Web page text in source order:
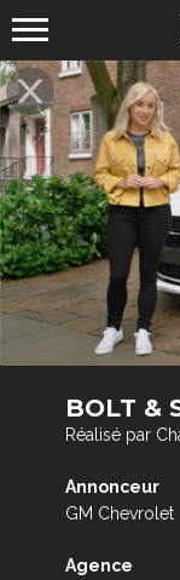
BOLT &
Réalisé par
Annonceur
GM Chevrolet
Agence